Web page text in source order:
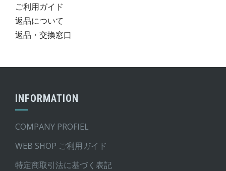
ご利用ガイド
返品について
返品・交換窓口
INFORMATION
COMPANY PROFIEL
WEB SHOP ご利用ガイド
特定商取引法に基づく表記